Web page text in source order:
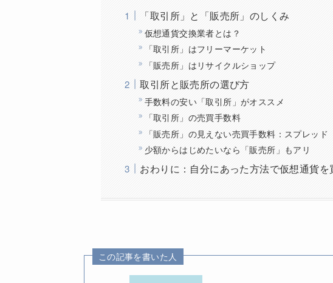
「取引所」と「販売所」のしくみ
仮想通貨交換業者とは？
「取引所」はフリーマーケット
「販売所」はリサイクルショップ
取引所と販売所の選び方
手数料の安い「取引所」がオススメ
「取引所」の売買手数料
「販売所」の見えない売買手数料：スプレッド
少額からはじめたいなら「販売所」もアリ
おわりに：自分にあった方法で仮想通貨を
この記事を書いた人